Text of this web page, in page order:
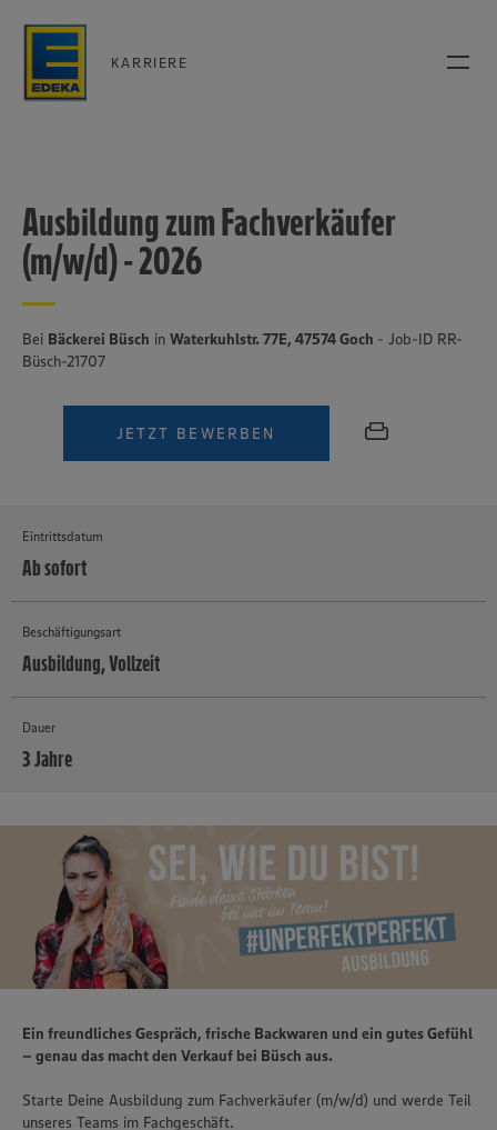
KARRIERE
Ausbildung zum Fachverkäufer
(m/w/d) - 2026
Bei Bäckerei Büsch in Waterkuhlstr. 77E, 47574 Goch - Job-ID RR-
Büsch-21707
JETZT BEWERBEN
Eintrittsdatum
Ab sofort
Beschäftigungsart
Ausbildung, Vollzeit
Dauer
3 Jahre
Ein freundliches Gespräch, frische Backwaren und ein gutes Gefühl
– genau das macht den Verkauf bei Büsch aus.
Starte Deine Ausbildung zum Fachverkäufer (m/w/d) und werde Teil
unseres Teams im Fachgeschäft.